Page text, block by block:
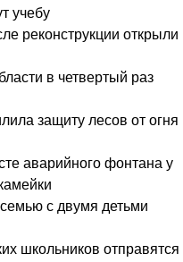
учебу
реконструкции открыли
в четвертый раз
защиту лесов от огня
аварийного фонтана у
с двумя детьми
школьников отправятся